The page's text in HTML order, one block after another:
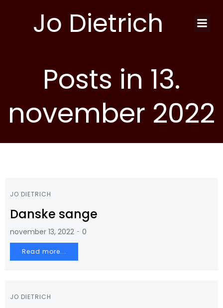
til
indhold
Jo Dietrich
Posts in 13.
november 2022
JO DIETRICH
Danske sange
november 13, 2022 - 0
Read more...
JO DIETRICH